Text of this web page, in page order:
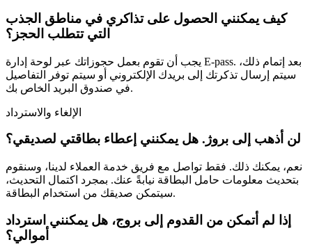
كيف يمكنني الحصول على تذاكري في مناطق الجذب
التي تتطلب الحجز؟
يجب أن تقوم بعمل حجوزاتك عبر لوحة إدارة E-pass. بعد إتمام ذلك،
سيتم إرسال تذكرتك إلى بريدك الإلكتروني أو سيتم توفر التفاصيل
في صندوق البريد الخاص بك.
الإلغاء والاسترداد
لن أذهب إلى بروژ. هل يمكنني إعطاء بطاقتي لصديقي؟
نعم، يمكنك ذلك. فقط تواصل مع فريق خدمة العملاء لدينا، وسنقوم
بتحديث معلومات حامل البطاقة نيابةً عنك. بمجرد اكتمال التحديث،
سيتمكن صديقك من استخدام البطاقة.
إذا لم أتمكن من القدوم إلى بروج، هل يمكنني استرداد
أموالي؟